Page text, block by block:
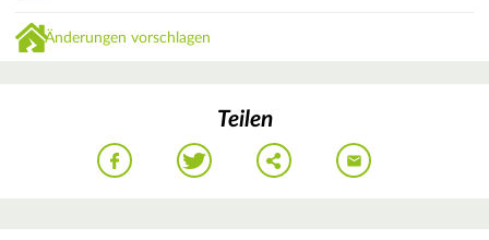
Änderungen vorschlagen
Teilen